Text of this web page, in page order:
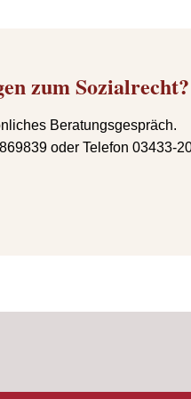
zum Sozialrecht?
Beratungsgespräch.
oder Telefon 03433-